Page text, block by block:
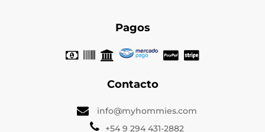
Pagos
Contacto
info@myhommies.com
+54 9 294 431-2882